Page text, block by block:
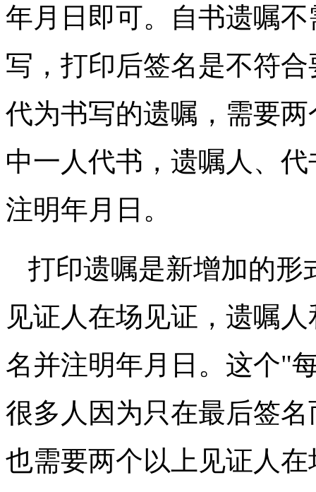
年月日即可。自书遗嘱
写，打印后签名是不符
代为书写的遗嘱，需要
中一人代书，遗嘱人、
注明年月日。
打印遗嘱是新增加的形
见证人在场见证，遗嘱
名并注明年月日。这个"
很多人因为只在最后签
也需要两个以上见证人